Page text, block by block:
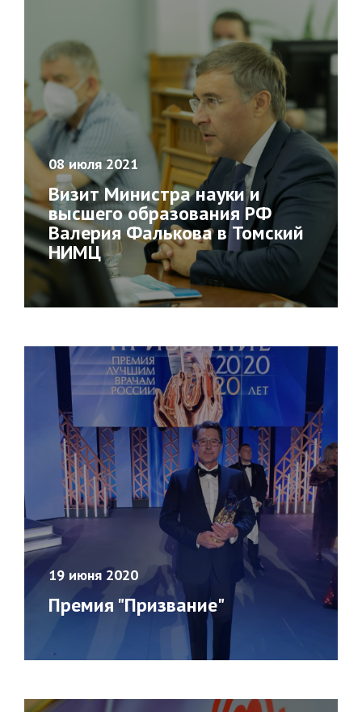
08 июля 2021
Визит Министра науки и
высшего образования РФ
Валерия Фалькова в Томский
НИМЦ
19 июня 2020
Премия "Призвание"